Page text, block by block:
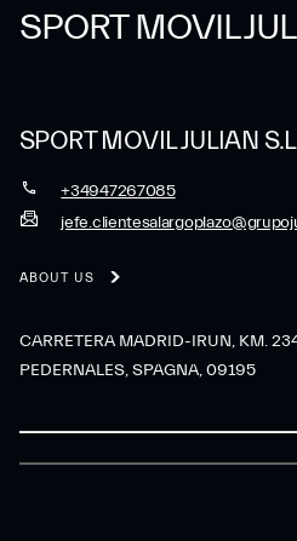
SPORT MOVIL
SPORT MOVIL JULIAN
+34947267085
ABOUT US
CARRETERA MADRID-IRUN, KM.
PEDERNALES, SPAGNA, 09195